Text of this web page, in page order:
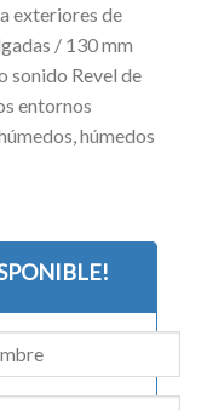
exteriores de
/ 130 mm
sonido Revel de
entornos
húmedos